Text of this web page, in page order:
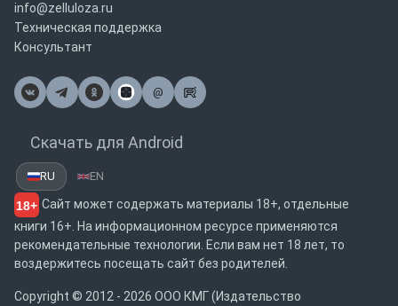
info@zelluloza.ru
Техническая поддержка
Консультант
@
Почта
Скачать для Android
RU EN
18+ Сайт может содержать материалы 18+, отдельные
книги 16+. На информационном ресурсе применяются
рекомендательные технологии. Если вам нет 18 лет, то
воздержитесь посещать сайт без родителей.
Copyright © 2012 - 2026 ООО КМГ (Издательство